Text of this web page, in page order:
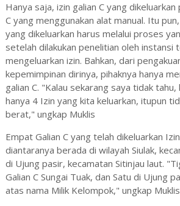
Hanya saja, izin galian C yang dikeluarkan
C yang menggunakan alat manual. Itu
yang dikeluarkan harus melalui proses
setelah dilakukan penelitian oleh instansi
mengeluarkan izin. Bahkan, dari
kepemimpinan dirinya, pihaknya hanya
galian C. "Kalau sekarang saya tidak tahu,
hanya 4 Izin yang kita keluarkan, itupun
berat," ungkap Muklis
Empat Galian C yang telah dikeluarkan
diantaranya berada di wilayah Siulak,
di Ujung pasir, kecamatan Sitinjau laut.
Galian C Sungai Tuak, dan Satu di Ujung
atas nama Milik Kelompok," ungkap